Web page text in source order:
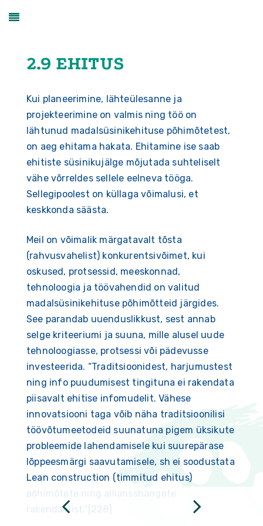
2.9 EHITUS
Kui planeerimine, lähteülesanne ja
projekteerimine on valmis ning töö on
lähtunud madalsüsinikehituse põhimõtetest,
on aeg ehitama hakata. Ehitamine ise saab
ehitiste süsinikujälge mõjutada suhteliselt
vähe võrreldes sellele eelneva tööga.
Sellegipoolest on küllaga võimalusi, et
keskkonda säästa.
Meil on võimalik märgatavalt tõsta
(rahvusvahelist) konkurentsivõimet, kui
oskused, protsessid, meeskonnad,
tehnoloogia ja töövahendid on valitud
madalsüsinikehituse põhimõtteid järgides.
See parandab uuenduslikkust, sest annab
selge kriteeriumi ja suuna, mille alusel uude
tehnoloogiasse, protsessi või pädevusse
investeerida. “Traditsioonidest, harjumustest
ning info puudumisest tingituna ei rakendata
piisavalt ehitise infomudelit. Vähese
innovatsiooni taga võib näha traditsioonilisi
töövõtumeetodeid suunatuna pigem üksikute
probleemide lahendamisele kui suurepärase
lõppeesmärgi saavutamisele, sh ei soodustata
Lean construction (timmitud ehitus)
põhimõtete ning alliansshangete
rakendamist.”[228]